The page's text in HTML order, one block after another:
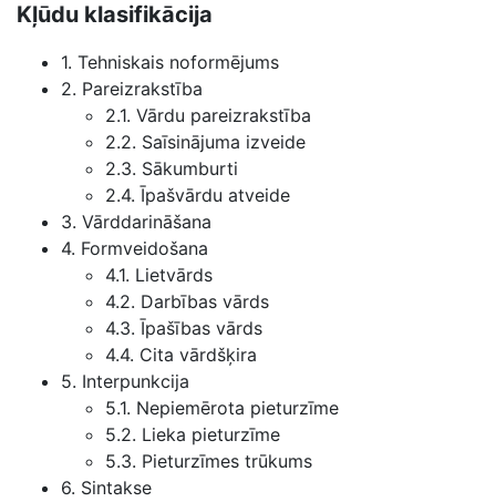
Kļūdu klasifikācija
1. Tehniskais noformējums
2. Pareizrakstība
2.1. Vārdu pareizrakstība
2.2. Saīsinājuma izveide
2.3. Sākumburti
2.4. Īpašvārdu atveide
3. Vārddarināšana
4. Formveidošana
4.1. Lietvārds
4.2. Darbības vārds
4.3. Īpašības vārds
4.4. Cita vārdšķira
5. Interpunkcija
5.1. Nepiemērota pieturzīme
5.2. Lieka pieturzīme
5.3. Pieturzīmes trūkums
6. Sintakse